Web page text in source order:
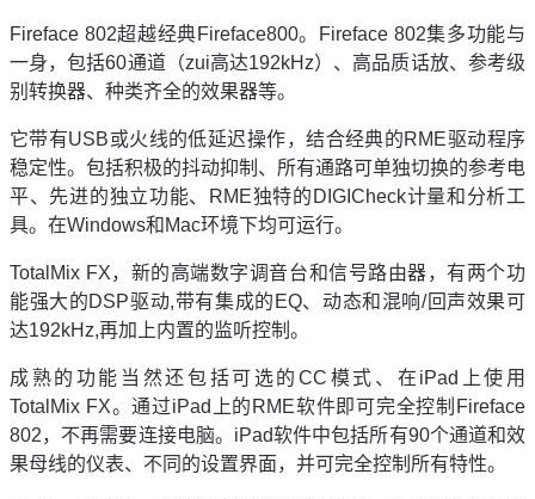
Fireface 802超越经典Fireface800。Fireface 802集多功能与
一身，包括60通道（zui高达192kHz）、高品质话放、参考级
别转换器、种类齐全的效果器等。
它带有USB或火线的低延迟操作，结合经典的RME驱动程序
稳定性。包括积极的抖动抑制、所有通路可单独切换的参考电
平、先进的独立功能、RME独特的DIGICheck计量和分析工
具。在Windows和Mac环境下均可运行。
TotalMix FX，新的高端数字调音台和信号路由器，有两个功
能强大的DSP驱动,带有集成的EQ、动态和混响/回声效果可
达192kHz,再加上内置的监听控制。
成熟的功能当然还包括可选的CC模式、在iPad上使用
TotalMix FX。通过iPad上的RME软件即可完全控制Fireface
802，不再需要连接电脑。iPad软件中包括所有90个通道和效
果母线的仪表、不同的设置界面，并可完全控制所有特性。